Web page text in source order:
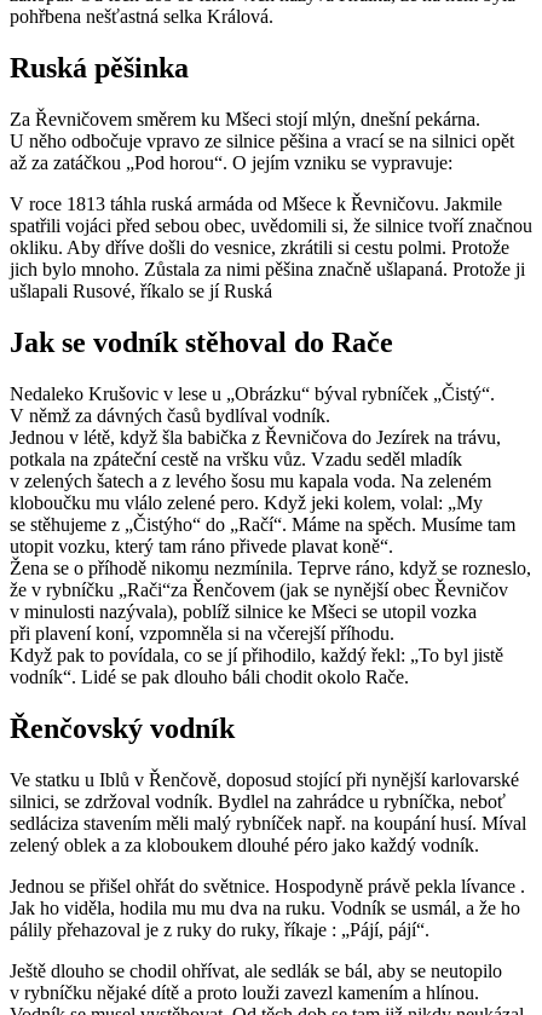
pohřbena nešťastná selka Králová.
Ruská pěšinka
Za Řevničovem směrem ku Mšeci stojí mlýn, dnešní pekárna.
U něho odbočuje vpravo ze silnice pěšina a vrací se na silnici opět
až za zatáčkou „Pod horou“. O jejím vzniku se vypravuje:
V roce 1813 táhla ruská armáda od Mšece k Řevničovu. Jakmile
spatřili vojáci před sebou obec, uvědomili si, že silnice tvoří značnou
okliku. Aby dříve došli do vesnice, zkrátili si cestu polmi. Protože
jich bylo mnoho. Zůstala za nimi pěšina značně ušlapaná. Protože ji
ušlapali Rusové, říkalo se jí Ruská
Jak se vodník stěhoval do Rače
Nedaleko Krušovic v lese u „Obrázku“ býval rybníček „Čistý“.
V němž za dávných časů bydlíval vodník.
Jednou v létě, když šla babička z Řevničova do Jezírek na trávu,
potkala na zpáteční cestě na vršku vůz. Vzadu seděl mladík
v zelených šatech a z levého šosu mu kapala voda. Na zeleném
kloboučku mu vlálo zelené pero. Když jeki kolem, volal: „My
se stěhujeme z „Čistýho“ do „Račí“. Máme na spěch. Musíme tam
utopit vozku, který tam ráno přivede plavat koně“.
Žena se o příhodě nikomu nezmínila. Teprve ráno, když se rozneslo,
že v rybníčku „Rači“za Řenčovem (jak se nynější obec Řevničov
v minulosti nazývala), poblíž silnice ke Mšeci se utopil vozka
při plavení koní, vzpomněla si na včerejší příhodu.
Když pak to povídala, co se jí přihodilo, každý řekl: „To byl jistě
vodník“. Lidé se pak dlouho báli chodit okolo Rače.
Řenčovský vodník
Ve statku u Iblů v Řenčově, doposud stojící při nynější karlovarské
silnici, se zdržoval vodník. Bydlel na zahrádce u rybníčka, neboť
sedláciza stavením měli malý rybníček např. na koupání husí. Míval
zelený oblek a za kloboukem dlouhé péro jako každý vodník.
Jednou se přišel ohřát do světnice. Hospodyně právě pekla lívance .
Jak ho viděla, hodila mu mu dva na ruku. Vodník se usmál, a že ho
pálily přehazoval je z ruky do ruky, říkaje : „Pájí, pájí“.
Ještě dlouho se chodil ohřívat, ale sedlák se bál, aby se neutopilo
v rybníčku nějaké dítě a proto louži zavezl kamením a hlínou.